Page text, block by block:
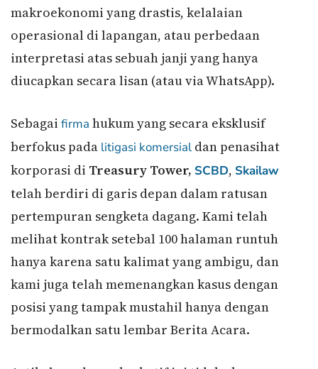
makroekonomi yang drastis, kelalaian
operasional di lapangan, atau perbedaan
interpretasi atas sebuah janji yang hanya
diucapkan secara lisan (atau via WhatsApp).
Sebagai firma hukum yang secara eksklusif
berfokus pada litigasi komersial dan penasihat
korporasi di Treasury Tower, SCBD, Skailaw
telah berdiri di garis depan dalam ratusan
pertempuran sengketa dagang. Kami telah
melihat kontrak setebal 100 halaman runtuh
hanya karena satu kalimat yang ambigu, dan
kami juga telah memenangkan kasus dengan
posisi yang tampak mustahil hanya dengan
bermodalkan satu lembar Berita Acara.